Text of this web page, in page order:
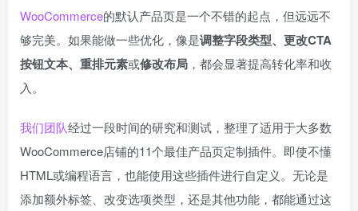
WooCommerce的默认产品页是一个不错的起点，但远远不
够完美。如果能做一些优化，像是调整字段类型、更改CTA
按钮文本、重排元素或修改布局 ，都会显著提高转化率和收
入。
我们团队经过一段时间的研究和测试，整理了适用于大多数
WooCommerce店铺的11个最佳产品页定制插件。即使不懂
HTML或编程语言，也能使用这些插件进行自定义。无论是
添加额外标签、改变选项类型，还是其他功能，都能通过这